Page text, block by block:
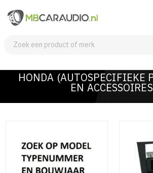
HONDA (AUTOSPECIFIEKE
EN